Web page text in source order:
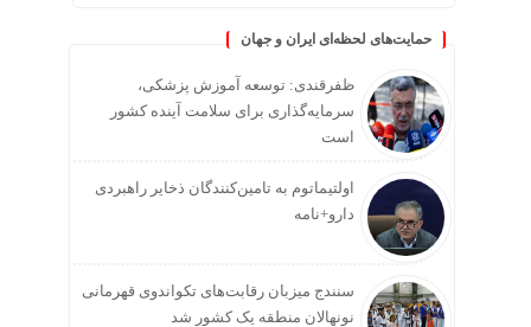
حمایت‌های لحظه‌ای ایران و جهان
ظفرقندی: توسعه آموزش پزشکی،
سرمایه‌گذاری برای سلامت آینده کشور
است
اولتیماتوم به تامین‌کنندگان ذخایر راهبردی
دارو+نامه
سنندج میزبان رقابت‌های تکواندوی قهرمانی
نونهالان منطقه یک کشور شد